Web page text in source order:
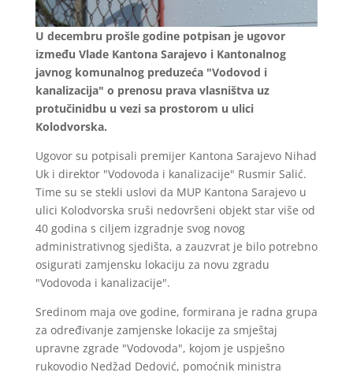
U decembru prošle godine potpisan je ugovor
između Vlade Kantona Sarajevo i Kantonalnog
javnog komunalnog preduzeća "Vodovod i
kanalizacija" o prenosu prava vlasništva uz
protučinidbu u vezi sa prostorom u ulici
Kolodvorska.
Ugovor su potpisali premijer Kantona Sarajevo Nihad
Uk i direktor "Vodovoda i kanalizacije" Rusmir Salić.
Time su se stekli uslovi da MUP Kantona Sarajevo u
ulici Kolodvorska sruši nedovršeni objekt star više od
40 godina s ciljem izgradnje svog novog
administrativnog sjedišta, a zauzvrat je bilo potrebno
osigurati zamjensku lokaciju za novu zgradu
"Vodovoda i kanalizacije".
Sredinom maja ove godine, formirana je radna grupa
za određivanje zamjenske lokacije za smještaj
upravne zgrade "Vodovoda", kojom je uspješno
rukovodio Nedžad Dedović, pomoćnik ministra